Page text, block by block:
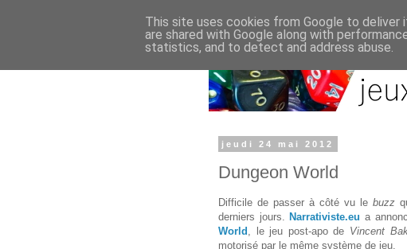
jeudi 24 mai 2012
Dungeon World
Difficile de passer à côté vu le buzz
derniers jours.Narrativiste.eu a
World , le jeu post-apo de Vincent
motorisé par le même système de jeu.
This site uses cookies from Google to deliver
are shared with Google along with
statistics, and to detect and address abuse.